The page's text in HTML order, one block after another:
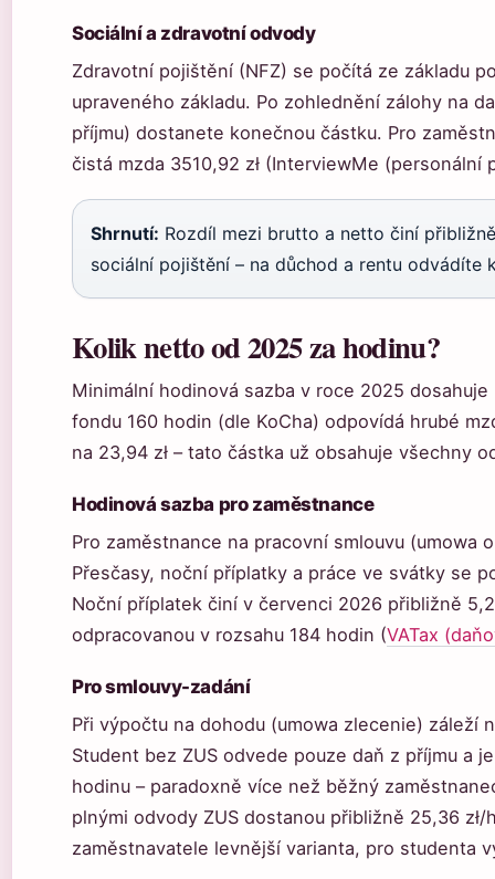
Sociální a zdravotní odvody
Zdravotní pojištění (NFZ) se počítá ze základu
upraveného základu. Po zohlednění zálohy na
příjmu) dostanete konečnou částku. Pro
čistá mzda 3510,92 zł (InterviewMe (personální
Shrnutí: Rozdíl mezi brutto a netto činí
sociální pojištění – na důchod a rentu odvádíte
Kolik netto od 2025 za hodinu?
Minimální hodinová sazba v roce 2025
fondu 160 hodin (dle KoCha) odpovídá hrubé
na 23,94 zł – tato částka už obsahuje všechny
Hodinová sazba pro zaměstnance
Pro zaměstnance na pracovní smlouvu (umowa
Přesčasy, noční příplatky a práce ve svátky se
Noční příplatek činí v červenci 2026 přibližně
odpracovanou v rozsahu 184 hodin (VATax
Pro smlouvy-zadání
Při výpočtu na dohodu (umowa zlecenie) záleží
Student bez ZUS odvede pouze daň z příjmu a
hodinu – paradoxně více než běžný
plnými odvody ZUS dostanou přibližně 25,36
zaměstnavatele levnější varianta, pro studenta